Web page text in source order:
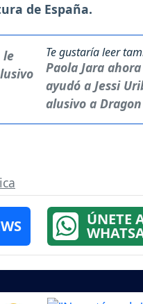
de España.
Te gustaría leer
Paola Jara
ayudó a Jessi
alusivo a
ÚNETE